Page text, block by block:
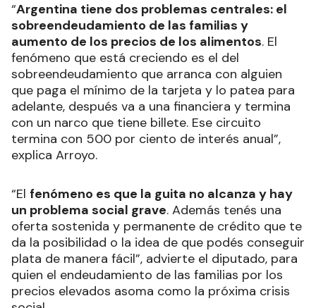
“Argentina tiene dos problemas centrales: el
sobreendeudamiento de las familias y
aumento de los precios de los alimentos. El
fenómeno que está creciendo es el del
sobreendeudamiento que arranca con alguien
que paga el mínimo de la tarjeta y lo patea para
adelante, después va a una financiera y termina
con un narco que tiene billete. Ese circuito
termina con 500 por ciento de interés anual”,
explica Arroyo.
“El fenómeno es que la guita no alcanza y hay
un problema social grave. Además tenés una
oferta sostenida y permanente de crédito que te
da la posibilidad o la idea de que podés conseguir
plata de manera fácil”, advierte el diputado, para
quien el endeudamiento de las familias por los
precios elevados asoma como la próxima crisis